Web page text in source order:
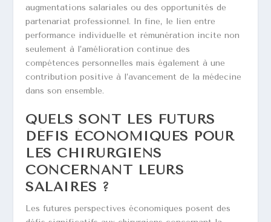
augmentations salariales ou des opportunités de
partenariat professionnel. In fine, le lien entre
performance individuelle et rémunération incite non
seulement à l’amélioration continue des
compétences personnelles mais également à une
contribution positive à l’avancement de la médecine
dans son ensemble.
QUELS SONT LES FUTURS
DÉFIS ÉCONOMIQUES POUR
LES CHIRURGIENS
CONCERNANT LEURS
SALAIRES ?
Les futures perspectives économiques posent des